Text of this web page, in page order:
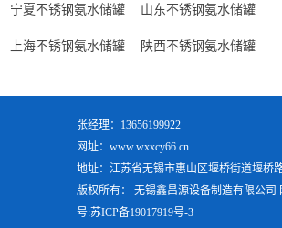
宁夏不锈钢氨水储罐 山东不锈钢氨水储罐
上海不锈钢氨水储罐 陕西不锈钢氨水储罐
张经理：13656199922
网址：www.wxxcy66.cn
地址：江苏省无锡市惠山区堰桥街道堰桥
版权所有： 无锡鑫昌源设备制造有限公司
号:苏ICP备19017919号-3